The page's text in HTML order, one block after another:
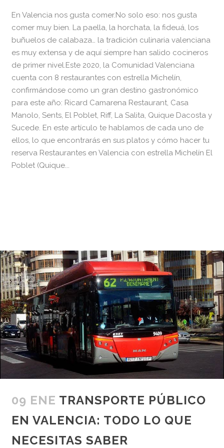
En Valencia nos gusta comer.No solo eso: nos gusta
comer muy bien. La paella, la horchata, la fideuá, los
buñuelos de calabaza… la tradición culinaria valenciana
es muy extensa y de aquí siempre han salido cocineros
de primer nivel.Este 2020, la Comunidad Valenciana
cuenta con 8 restaurantes con estrella Michelín,
confirmándose como un gran destino gastronómico
para este año: Ricard Camarena Restaurant, Casa
Manolo, Sents, El Poblet, Riff, La Salita, Quique Dacosta y
Sucede. En este artículo te hablamos de cada uno de
ellos, lo que encontrarás en sus platos y cómo hacer tu
reserva Restaurantes en Valencia con estrella Michelín El
Poblet (Quique...
09 ENE TRANSPORTE PÚBLICO
EN VALENCIA: TODO LO QUE
NECESITAS SABER